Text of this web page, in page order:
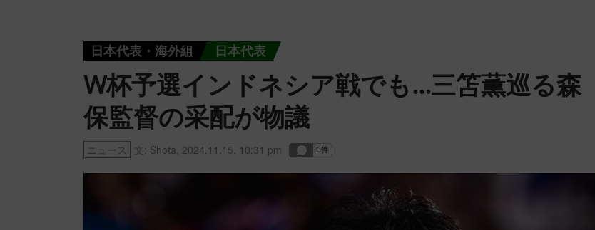
日本代表・海外組 日本代表
W杯予選インドネシア戦でも…三笘薫巡る森
保監督の采配が物議
ニュース 文: Shota 2024.11.15. 10:31 pm